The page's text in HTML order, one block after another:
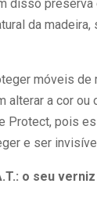
disso preserva
da madeira,
móveis de
alterar a cor ou
Protect, pois
e ser
o seu